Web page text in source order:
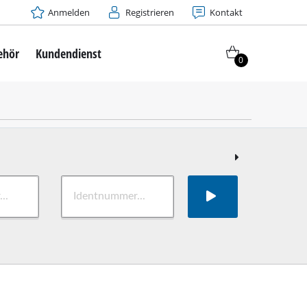
Anmelden Registrieren Kontakt
Kundendienst 0